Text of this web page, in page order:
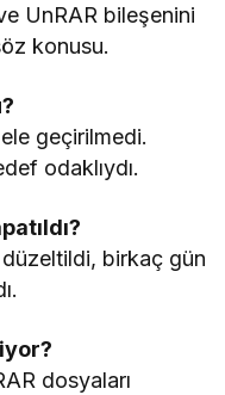
UnRAR bileşenini
konusu.
geçirilmedi.
odaklıydı.
birkaç gün
dosyaları